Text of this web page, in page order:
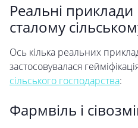
Реальні приклади
сталому
Ось кілька реальних
застосовувалася
сільського господарства:
Фармвіль і